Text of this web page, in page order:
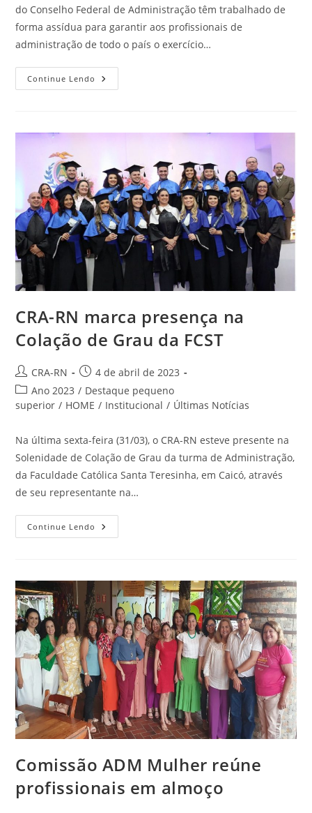
do Conselho Federal de Administração têm trabalhado de
forma assídua para garantir aos profissionais de
administração de todo o país o exercício…
Continue Lendo Conheça
O
Série
De
Reportagens
CRA-RN marca presença na
Colação de Grau da FCST
Autor
do
post:
CRA-RN
Post
publicado:
4 de abril de 2023
Categoria
do
Ano 2023 / Destaque pequeno
superior / HOME / Institucional / Últimas Notícias
Na última sexta-feira (31/03), o CRA-RN esteve presente na
Solenidade de Colação de Grau da turma de Administração,
da Faculdade Católica Santa Teresinha, em Caicó, através
de seu representante na…
Continue Lendo CRA-
RN
De
Grau
Da
FCST
Comissão ADM Mulher reúne
profissionais em almoço